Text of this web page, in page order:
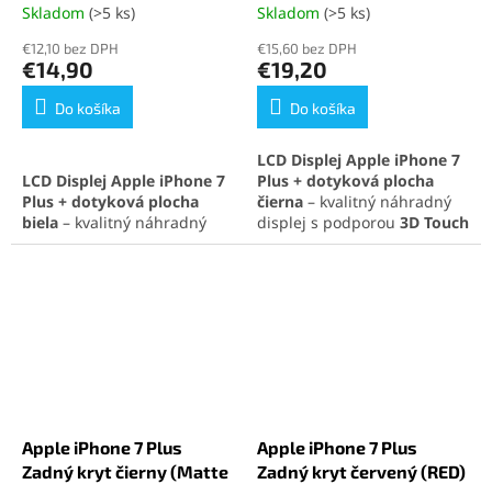
Priemerné
produktu
je
5,0
Skladom (>5 ks)
€12,10 bez DPH
€14,90
Do košíka
LCD Displej Apple iPhone 7
Plus + dotyková plocha
biela – kvalitný náhradný
displej s podporou3D Touch
Priemerné
produktu
je
5,0
hviezdičiek.
Skladom (>5 ks)
€15,60 bez DPH
€19,20
Do košíka
LCD Displej Apple iPhone 7
Plus + dotyková plocha
čierna – kvalitný náhradný
displej s podporou 3D Touch
technológie, ktorý
Apple iPhone 7 Plus
Zadný kryt čierny (Matte
Apple iPhone 7 Plus
Zadný kryt červený (RED)